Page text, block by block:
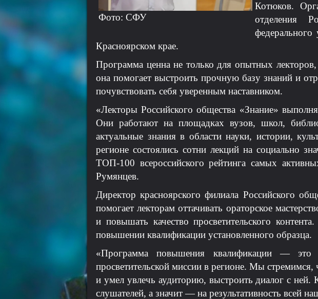
Фото: СФУ
Котюков.
отделения
Красноярском крае.
Программа ценна не только для опытных лекторов,
она помогает выстроить прочную базу знаний и
почувствовать себя уверенным наставником.
«Лекторы Российского общества «Знание»
Они работают на площадках вузов, школ,
актуальные знания в области науки, истории,
регионе состоялись сотни лекций на социально
ТОП-100 всероссийского рейтинга самых
Румянцев.
Директор красноярского филиала Российского
помогает лекторам оттачивать ораторское
и повышать качество просветительского
повышении квалификации установленного образца.
«Программа повышения квалификации — это
просветительской миссии в регионе. Мы
и умел увлечь аудиторию, выстроить диалог с ней.
слушателей, а значит — на результативность всей